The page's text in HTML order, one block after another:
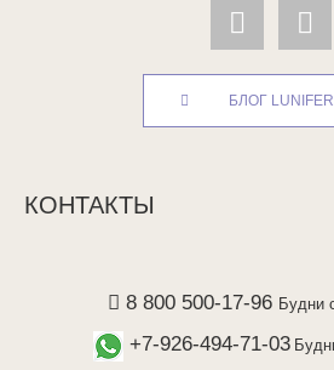
БЛОГ
КОНТАКТЫ
8 800 500-17-96 Будни
+7-926-494-71-03